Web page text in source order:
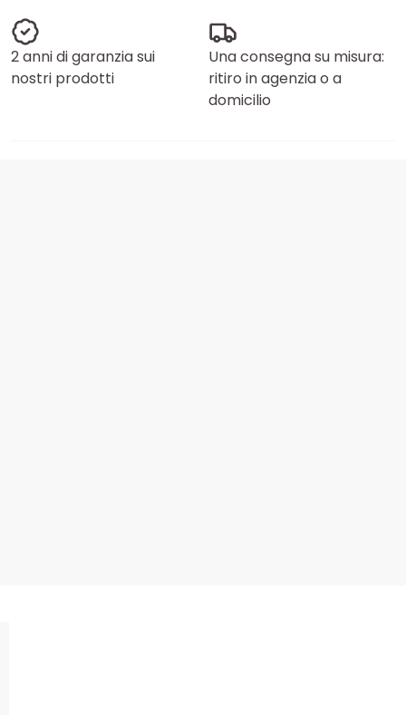
2 anni di garanzia sui
nostri prodotti
Una consegna su misura:
ritiro in agenzia o a
domicilio